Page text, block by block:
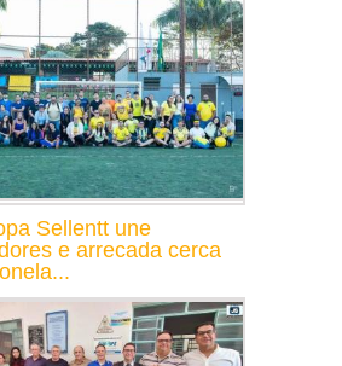
Sellentt une
e arrecada cerca